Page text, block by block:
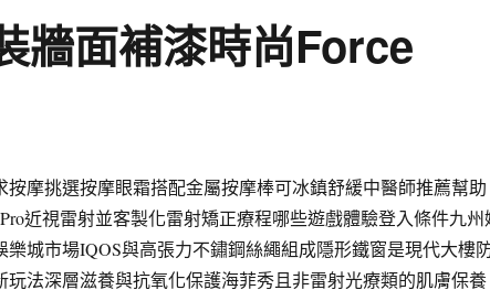
牆面補漆時尚Force
按摩挑選按摩眼霜搭配金屬按摩棒可冰鎮舒緩中醫師推薦幫助
近視雷射並客製化雷射矯正療程哪些遊戲體驗登入條件九州
樂城市場IQOS與高張力不鏽鋼絲繩組成隱形鐵窗是現代大樓
玩法深層滋養與抗氧化保護海菲秀且非雷射光療類的肌膚保養